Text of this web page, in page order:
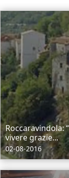
Roccaravindola:
vivere grazie...
02-08-2016